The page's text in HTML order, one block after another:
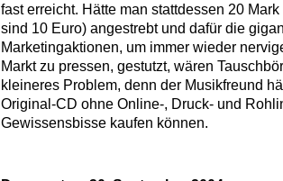
fast erreicht. Hätte man stattdessen 20
sind 10 Euro) angestrebt und dafür die
Marketingaktionen, um immer wieder
Markt zu pressen, gestutzt, wären
kleineres Problem, denn der Musikfreund
Original-CD ohne Online-, Druck- und
Gewissensbisse kaufen können.